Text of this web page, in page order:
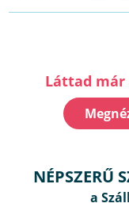
Láttad
NÉPSZERŰ